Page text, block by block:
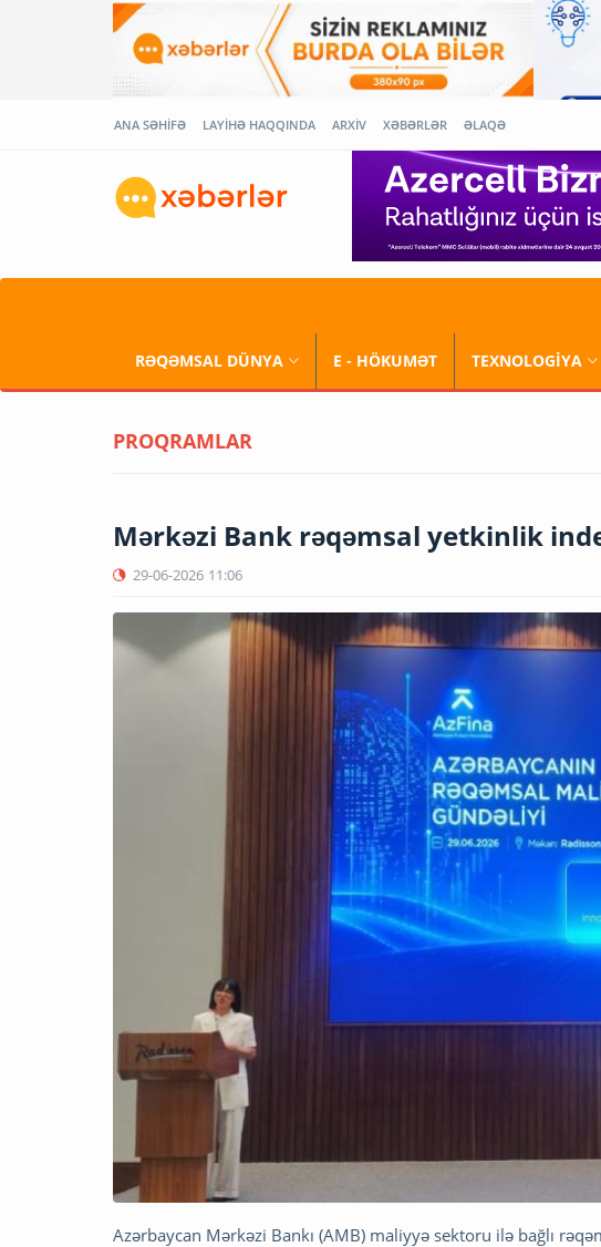
ANA SƏHİFƏ LAYİHƏ HAQQINDA ARXİV XƏBƏRLƏR ƏLAQƏ
RƏQƏMSAL DÜNYA E - HÖKUMƏT TEXNOLOGİYA
PROQRAMLAR
Mərkəzi Bank rəqəmsal yetkinlik
29-06-2026 11:06
Azərbaycan Mərkəzi Bankı (AMB) maliyyə sektoru ilə bağlı